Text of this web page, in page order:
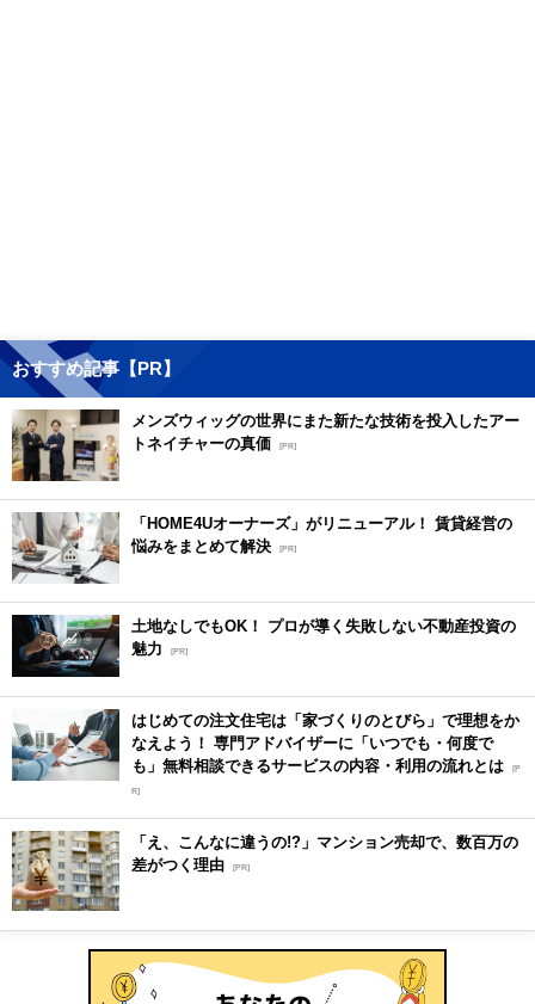
おすすめ記事【PR】
メンズウィッグの世界にまた新たな技術を投入したアー
トネイチャーの真価 [PR]
「HOME4Uオーナーズ」がリニューアル！ 賃貸経営の
悩みをまとめて解決 [PR]
土地なしでもOK！ プロが導く失敗しない不動産投資の
魅力
[PR]
はじめての注文住宅は「家づくりのとびら」で理想をか
なえよう！ 専門アドバイザーに「いつでも・何度で
も」無料相談できるサービスの内容・利用の流れとは [P
R]
「え、こんなに違うの!?」マンション売却で、数百万の
差がつく理由 [PR]